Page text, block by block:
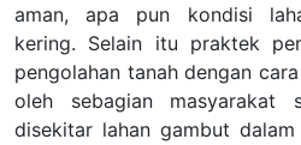
aman, apa pun kondisi
kering. Selain itu praktek
pengolahan tanah dengan
oleh sebagian masyarakat
disekitar lahan gambut